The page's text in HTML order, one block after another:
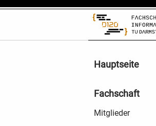
Hauptseite
Fachschaft
Mitglieder